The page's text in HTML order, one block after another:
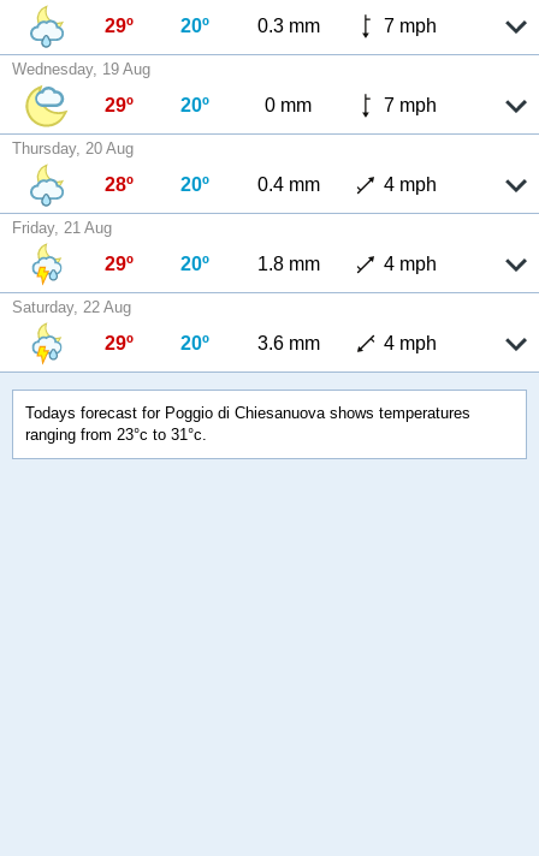
29º 20º 0.3 mm 7 mph
Wednesday, 19 Aug
29º 20º 0 mm 7 mph
Thursday, 20 Aug
28º 20º 0.4 mm 4 mph
Friday, 21 Aug
29º 20º 1.8 mm 4 mph
Saturday, 22 Aug
29º 20º 3.6 mm 4 mph
Todays forecast for Poggio di Chiesanuova shows temperatures
ranging from 23°c to 31°c.